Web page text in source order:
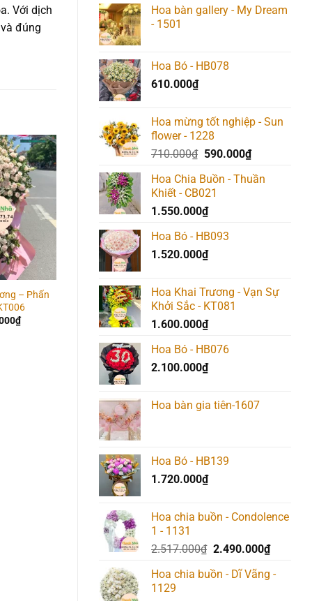
Hoa bàn gallery - My Dream
- 1501
Hoa Bó - HB078
610.000₫
Hoa mừng tốt nghiệp - Sun
flower - 1228
710.000₫ Giá
là:
710.000₫.
590.000₫Giá
tại
Hoa Chia Buồn - Thuần
Khiết - CB021
1.550.000₫
Hoa Bó - HB093
1.520.000₫
Hoa Khai Trương - Vạn Sự
Khởi Sắc - KT081
1.600.000₫
Hoa Bó - HB076
2.100.000₫
Hoa bàn gia tiên-1607
Hoa Bó - HB139
1.720.000₫
Hoa chia buồn - Condolence
1 - 1131
2.517.000₫ Giá
là:
2.490.000₫Giá
tại
Hoa chia buồn - Dĩ Vãng -
1129
Với dịch
đúng
Add to
wishlist
– Phấn
₫
Add to
wishlist
Hoa Khai Trương – Lộc
Phát, Lộc Phát – KT036
2.550.000
₫
Hoa Khai Trương –
Tiền Đỏ May Mắn –